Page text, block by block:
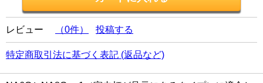
レビュー （0件） 投稿する
特定商取引法に基づく表記 (返品など)